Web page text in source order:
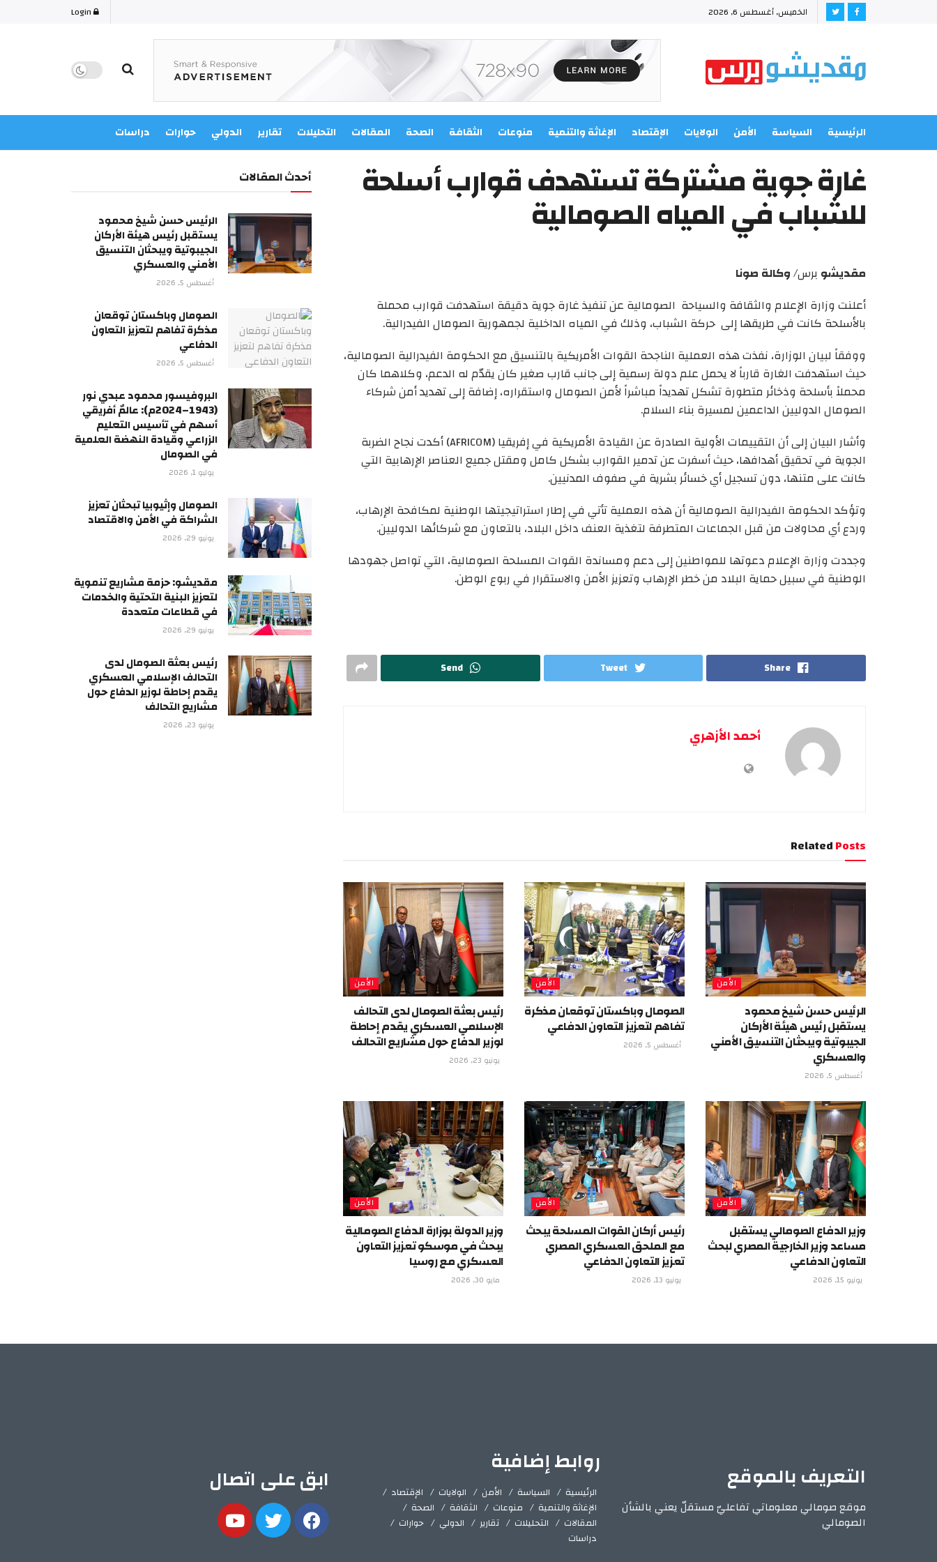
الخميس, أغسطس 6, 2026
الرئيسية السياسة الأمن الولايات الإقتصاد الإغاثة والتنمية منوعات الثقافة الصحة المقالات التحليلات تقارير الدولي حوارات دراسات
غارة جوية مشتركة تستهدف قوارب أسلحة
للشباب في المياه الصومالية
مقديشو برس/وكالة صونا
أعلنت وزارة الإعلام والثقافة والسياحة الصومالية عن تنفيذ غارة جوية دقيقة استهدفت قوارب محملة
بالأسلحة كانت في طريقها إلى حركة الشباب، وذلك في المياه الداخلية لجمهورية الصومال الفيدرالية.
ووفقاً لبيان الوزارة، نفذت هذه العملية الناجحة القوات الأمريكية بالتنسيق مع الحكومة الفيدرالية الصومالية،
حيث استهدفت الغارة قارباً لا يحمل علم دولة رسمية إلى جانب قارب صغير كان يقدّم له الدعم، وكلاهما كان
محملاً بأسلحة وذخائر متطورة تشكل تهديداً مباشراً لأمن الصومال واستقراره، إضافة إلى تهديد أمن شركاء
الصومال الدوليين الداعمين لمسيرة بناء السلام.
وأشار البيان إلى أن التقييمات الأولية الصادرة عن القيادة الأمريكية في إفريقيا (AFRICOM) أكدت نجاح الضربة
الجوية في تحقيق أهدافها، حيث أسفرت عن تدمير القوارب بشكل كامل ومقتل جميع العناصر الإرهابية التي
كانت على متنها، دون تسجيل أي خسائر بشرية في صفوف المدنيين.
وتؤكد الحكومة الفيدرالية الصومالية أن هذه العملية تأتي في إطار استراتيجيتها الوطنية لمكافحة الإرهاب،
وردع أي محاولات من قبل الجماعات المتطرفة لتغذية العنف داخل البلاد، بالتعاون مع شركائها الدوليين.
وجددت وزارة الإعلام دعوتها للمواطنين إلى دعم ومساندة القوات المسلحة الصومالية، التي تواصل جهودها
الوطنية في سبيل حماية البلاد من خطر الإرهاب وتعزيز الأمن والاستقرار في ربوع الوطن.
Share
Tweet
Send
أحمد الأزهري
RelatedPosts
الأمن
الرئيس حسن شيخ محمود
يستقبل رئيس هيئة الأركان
الجيبوتية ويبحثان التنسيق الأمني
والعسكري
أغسطس 5, 2026
الأمن
الصومال وباكستان توقعان مذكرة
تفاهم لتعزيز التعاون الدفاعي
أغسطس 5, 2026
الأمن
رئيس بعثة الصومال لدى التحالف
الإسلامي العسكري يقدم إحاطة
لوزير الدفاع حول مشاريع التحالف
يونيو 23, 2026
الأمن
وزير الدفاع الصومالي يستقبل
مساعد وزير الخارجية المصري لبحث
التعاون الدفاعي
يونيو 15, 2026
الأمن
رئيس أركان القوات المسلحة يبحث
مع الملحق العسكري المصري
تعزيز التعاون الدفاعي
يونيو 13, 2026
الأمن
وزير الدولة بوزارة الدفاع الصومالية
يبحث في موسكو تعزيز التعاون
العسكري مع روسيا
مايو 30, 2026
أحدث المقالات
الرئيس حسن شيخ محمود
يستقبل رئيس هيئة الأركان
الجيبوتية ويبحثان التنسيق
الأمني والعسكري
أغسطس 5, 2026
الصومال وباكستان توقعان
مذكرة تفاهم لتعزيز التعاون
الدفاعي
أغسطس 5, 2026
البروفيسور محمود عبدي نور
(1943–2024م): عالمٌ أفريقي
أسهم في تأسيس التعليم
الزراعي وقيادة النهضة العلمية
في الصومال
يوليو 1, 2026
الصومال وإثيوبيا تبحثان تعزيز
الشراكة في الأمن والاقتصاد
يونيو 29, 2026
مقديشو: حزمة مشاريع تنموية
لتعزيز البنية التحتية والخدمات
في قطاعات متعددة
يونيو 29, 2026
رئيس بعثة الصومال لدى
التحالف الإسلامي العسكري
يقدم إحاطة لوزير الدفاع حول
مشاريع التحالف
يونيو 23, 2026
التعريف بالموقع
موقع صومالي معلوماتي تفاعليّ مستقلّ يعني بالشأن
الصومالي
روابط إضافية
الرئيسية السياسة الأمن الولايات
الإقتصاد
الإغاثة والتنمية
منوعات الثقافة
الصحة
المقالات
التحليلات تقارير الدولي
حوارات
دراسات
ابق على اتصال